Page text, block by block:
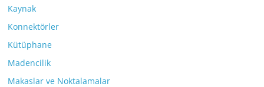
Kaynak
Konnektörler
Kütüphane
Madencilik
Makaslar ve Noktalamalar